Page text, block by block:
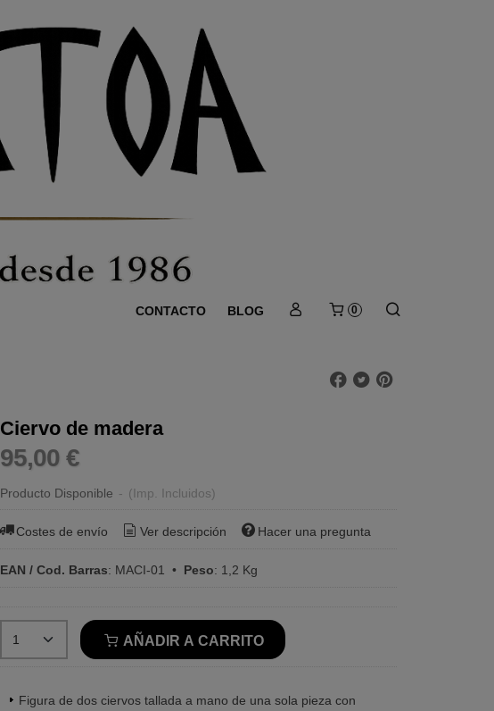
CONTACTO BLOG 0
Ciervo de madera
95,00 €
Producto Disponible - (Imp. Incluidos)
Costes de envío Ver descripción Hacer una pregunta
EAN / Cod. Barras: MACI-01 • Peso: 1,2 Kg
AÑADIR A CARRITO
Figura de dos ciervos tallada a mano de una sola pieza con